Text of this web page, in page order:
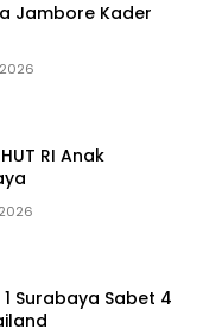
Jambore Kader
RI Anak
1 Surabaya Sabet 4